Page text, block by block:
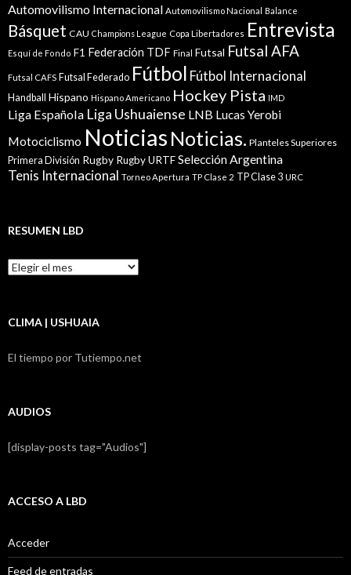
Automovilismo Internacional Automovilismo Nacional Balance
Básquet CAU Champions League Copa Libertadores Entrevista
Esquí de Fondo F1 Federación TDF Final Futsal Futsal AFA
Futsal CAFS Futsal Federado Fútbol Fútbol Internacional
Handball Hispano Hispano Americano Hockey Pista IMD
Liga Española Liga Ushuaiense LNB Lucas Yerobi
Motociclismo Noticias Noticias. Planteles Superiores
Primera División Rugby Rugby URTFSelección Argentina
Tenis Internacional Torneo Apertura TP Clase 2 TP Clase 3 URC
RESUMEN LBD
Resumen
LBD
CLIMA | USHUAIA
El tiempo por Tutiempo.net
AUDIOS
[display-posts tag="Audios"]
ACCESO A LBD
Acceder
Feed de entradas